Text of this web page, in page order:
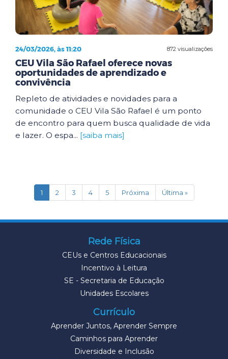
872 visualizações
24/03/2026, às 11:20
CEU Vila São Rafael oferece novas
oportunidades de aprendizado e
convivência
Repleto de atividades e novidades para a
comunidade o CEU Vila São Rafael é um ponto
de encontro para quem busca qualidade de vida
e lazer. O espa... [saiba mais]
1(current)
2 3 4 5 Próxima Última »
Rede Física
CEUs e Centros Educacionais
Incentivo à Leitura
SE - Secretaria de Educação
Unidades Escolares
Currículo
Aprender Juntos, Aprender Sempre
Caminhos para Aprender
Diversidade e Inclusão